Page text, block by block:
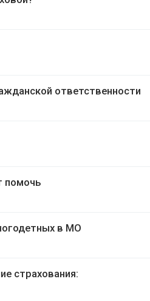
ответственности
помочь
в МО
страхования: